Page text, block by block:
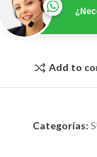
Add to
Categorías: